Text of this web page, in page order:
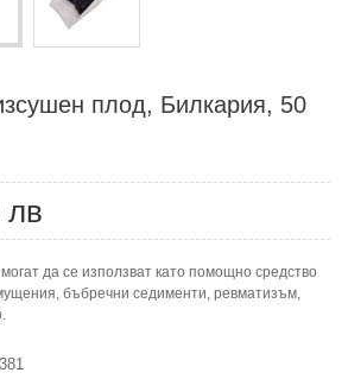
плод, Билкария, 50
лв
да се използват като помощно средство
бъбречни седименти, ревматизъм,